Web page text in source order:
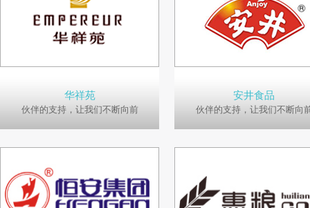
华祥苑
伙伴的支持，让我们不断向前
安井食品
伙伴的支持，让我们不断向